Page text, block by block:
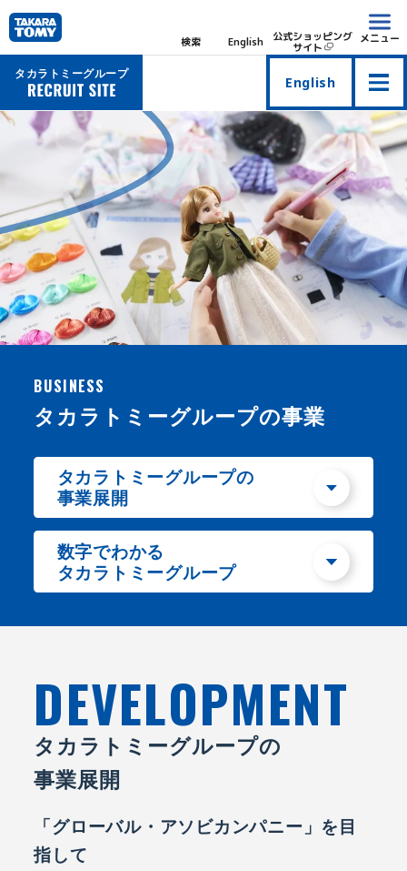
検索 English 公式ショッピング
サイト
メニュー
タカラトミーグループ English
BUSINESS
タカラトミーグループの事業
タカラトミーグループの
事業展開
数字でわかる
タカラトミーグループ
DEVELOPMENT
タカラトミーグループの
事業展開
「グローバル・アソビカンパニー」を目
指して